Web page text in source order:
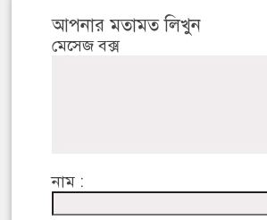
আপনার মতামত লিখুন
মেসেজ বক্স
নাম :